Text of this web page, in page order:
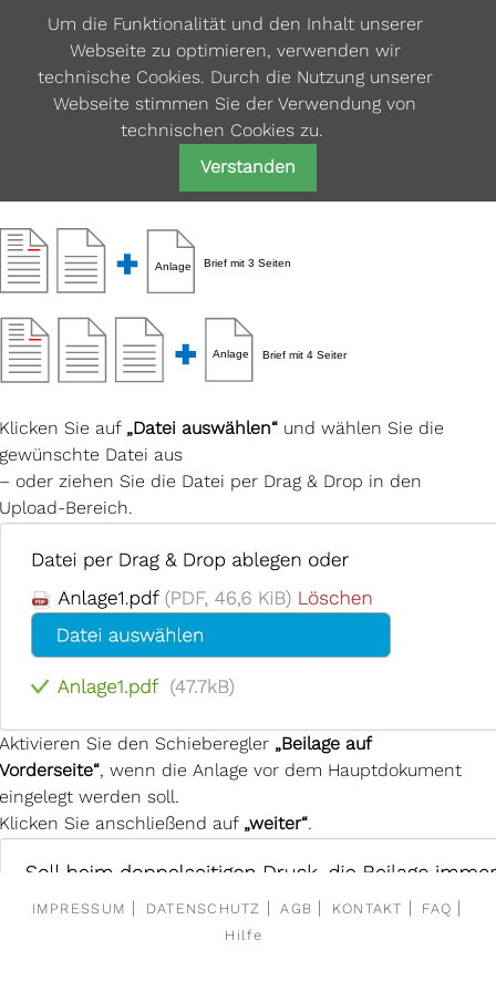
Wie füge ich einem Brief eine Anlage
Klicken Sie auf „Datei auswählen“ und wählen Sie die
gewünschte Datei aus
– oder ziehen Sie die Datei per Drag & Drop in den
Upload-Bereich.
Aktivieren Sie den Schieberegler „Beilage auf
Vorderseite“, wenn die Anlage vor dem Hauptdokument
eingelegt werden soll.
Klicken Sie anschließend auf „weiter“.
IMPRESSUM DATENSCHUTZ AGB KONTAKT
FAQ
Hilfe
Um die Funktionalität und den Inhalt unserer
Webseite zu optimieren, verwenden wir
technische Cookies. Durch die Nutzung unserer
Webseite stimmen Sie der Verwendung von
technischen Cookies zu.
Verstanden